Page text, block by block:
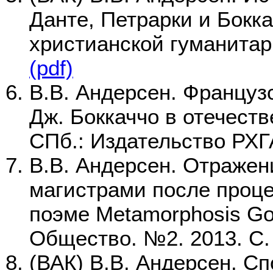
Данте, Петрарки и
христианской
(pdf)
В.В. Андерсен.
Дж. Боккаччо в
СПб.: Издательство
В.В. Андерсен.
магистрами после
поэме Metamorphosis
Общество. №2. 2013.
(ВАК) В.В. Андерсен.